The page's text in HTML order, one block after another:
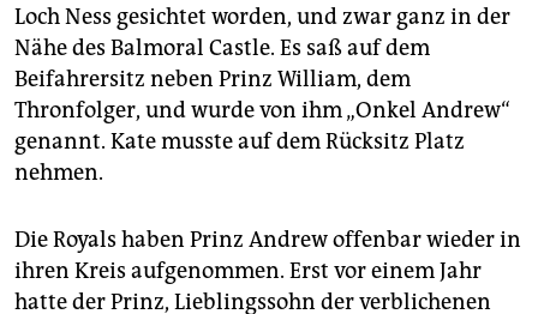
Loch Ness gesichtet worden, und zwar ganz in der
Nähe des Balmoral Castle. Es saß auf dem
Beifahrersitz neben Prinz William, dem
Thronfolger, und wurde von ihm „Onkel Andrew“
genannt. Kate musste auf dem Rücksitz Platz
nehmen.
Die Royals haben Prinz Andrew offenbar wieder in
ihren Kreis aufgenommen. Erst vor einem Jahr
hatte der Prinz, Lieblingssohn der verblichenen